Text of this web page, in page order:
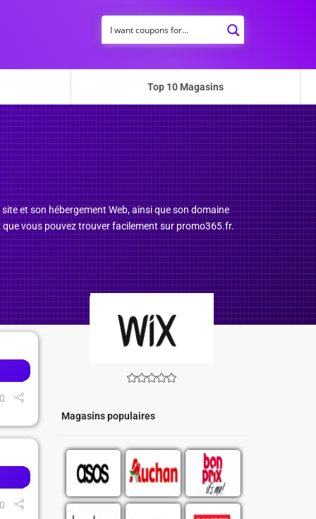
Top 10 Magasins
et son hébergement Web, ainsi que son domaine
vous pouvez trouver facilement sur promo365.fr.
Magasins populaires